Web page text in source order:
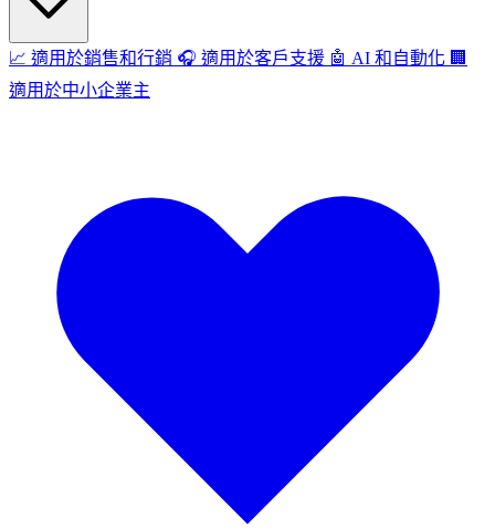
📈 適用於銷售和行銷 🎧 適用於客戶支援 🤖 AI 和自動化 🏢
適用於中小企業主